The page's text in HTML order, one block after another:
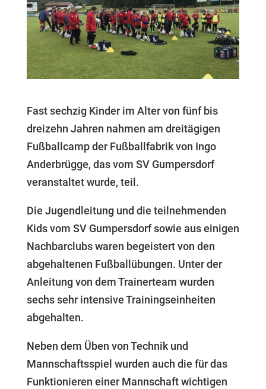
Fast sechzig Kinder im Alter von fünf bis
dreizehn Jahren nahmen am dreitägigen
Fußballcamp der Fußballfabrik von Ingo
Anderbrügge, das vom SV Gumpersdorf
veranstaltet wurde, teil.
Die Jugendleitung und die teilnehmenden
Kids vom SV Gumpersdorf sowie aus einigen
Nachbarclubs waren begeistert von den
abgehaltenen Fußballübungen. Unter der
Anleitung von dem Trainerteam wurden
sechs sehr intensive Trainingseinheiten
abgehalten.
Neben dem Üben von Technik und
Mannschaftsspiel wurden auch die für das
Funktionieren einer Mannschaft wichtigen